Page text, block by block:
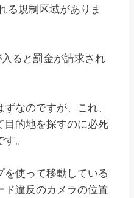
る規制区域がありま
ると罰金が請求され
なのですが、これ、
目的地を探すのに必死
。
を使って移動している
ド違反のカメラの位置